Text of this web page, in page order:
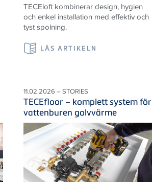
TECEloft kombinerar design, hygien
och enkel installation med effektiv och
tyst spolning.
LÄS ARTIKELN
11.02.2026 – STORIES
TECEfloor – komplett system för
vattenburen golvvärme